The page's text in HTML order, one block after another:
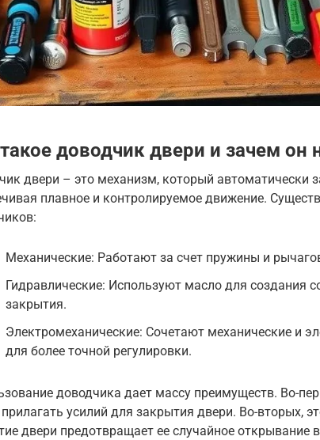
доводчик двери и зачем он
двери – это механизм, который автоматически
плавное и контролируемое движение.
Механические: Работают за счет пружины и
Гидравлические: Используют масло для создания
закрытия.
Электромеханические: Сочетают механические и
для более точной регулировки.
доводчика дает массу преимуществ. Во-
усилий для закрытия двери. Во-вторых,
двери предотвращает ее случайное открывание